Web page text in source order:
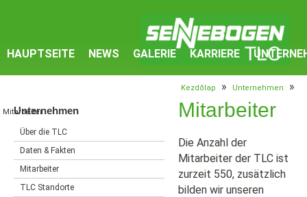
HAUPTSEITE NEWS GALERIE KARRIERE
Kezdőlap » Unternehmen »
Mitarbeiter Mitarbeiter
Die Anzahl der
Mitarbeiter der TLC ist
zurzeit 550, zusätzlich
bilden wir unseren
Unternehmen
Über die TLC
Daten & Fakten
Mitarbeiter
TLC Standorte